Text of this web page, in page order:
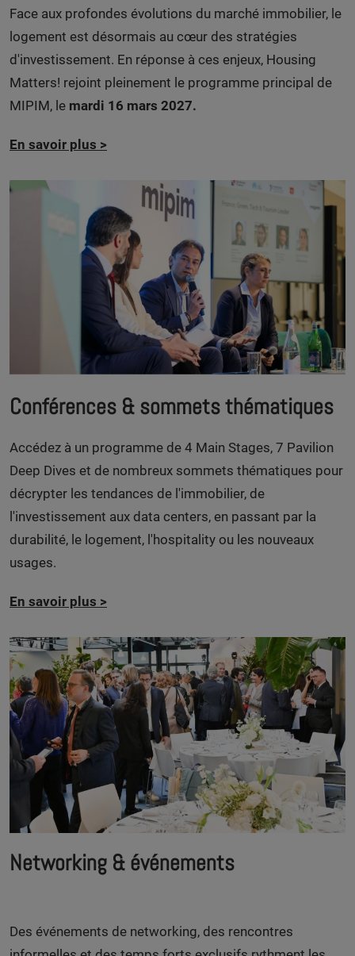
Face aux profondes évolutions du marché immobilier, le
logement est désormais au cœur des stratégies
d'investissement. En réponse à ces enjeux, Housing
Matters! rejoint pleinement le programme principal de
MIPIM, le mardi 16 mars 2027.
En savoir plus >
Conférences & sommets thématiques
Accédez à un programme de 4 Main Stages, 7 Pavilion
Deep Dives et de nombreux sommets thématiques pour
décrypter les tendances de l'immobilier, de
l'investissement aux data centers, en passant par la
durabilité, le logement, l'hospitality ou les nouveaux
usages.
En savoir plus >
Networking & événements
Des événements de networking, des rencontres